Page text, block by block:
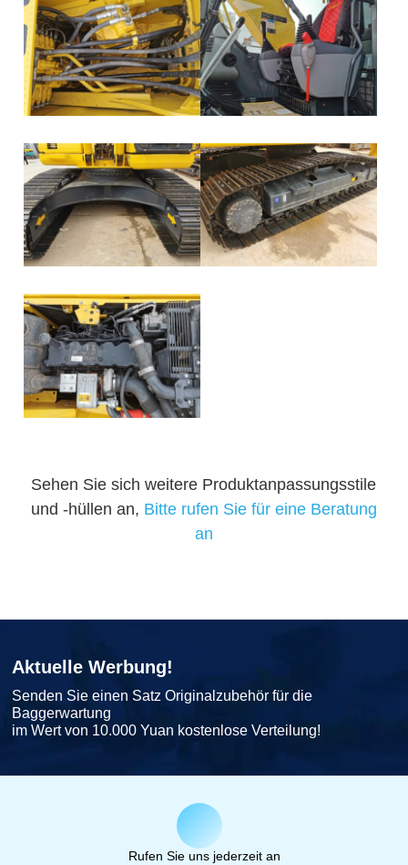
Sehen Sie sich weitere Produktanpassungsstile
und -hüllen an, Bitte rufen Sie für eine Beratung
an
Aktuelle Werbung!
Senden Sie einen Satz Originalzubehör für die
Baggerwartung
im Wert von 10.000 Yuan kostenlose Verteilung!
Rufen Sie uns jederzeit an